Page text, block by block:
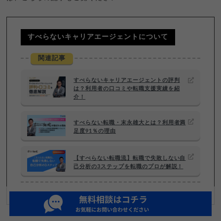
すべらないキャリアエージェントについて
関連記事
すべらないキャリアエージェントの評判
は？利用者の口コミや転職支援実績を紹
介！
すべらない転職・末永雄大とは？利用者満
足度91％の理由
【すべらない転職流】転職で失敗しない自
己分析の3ステップを転職のプロが解説！